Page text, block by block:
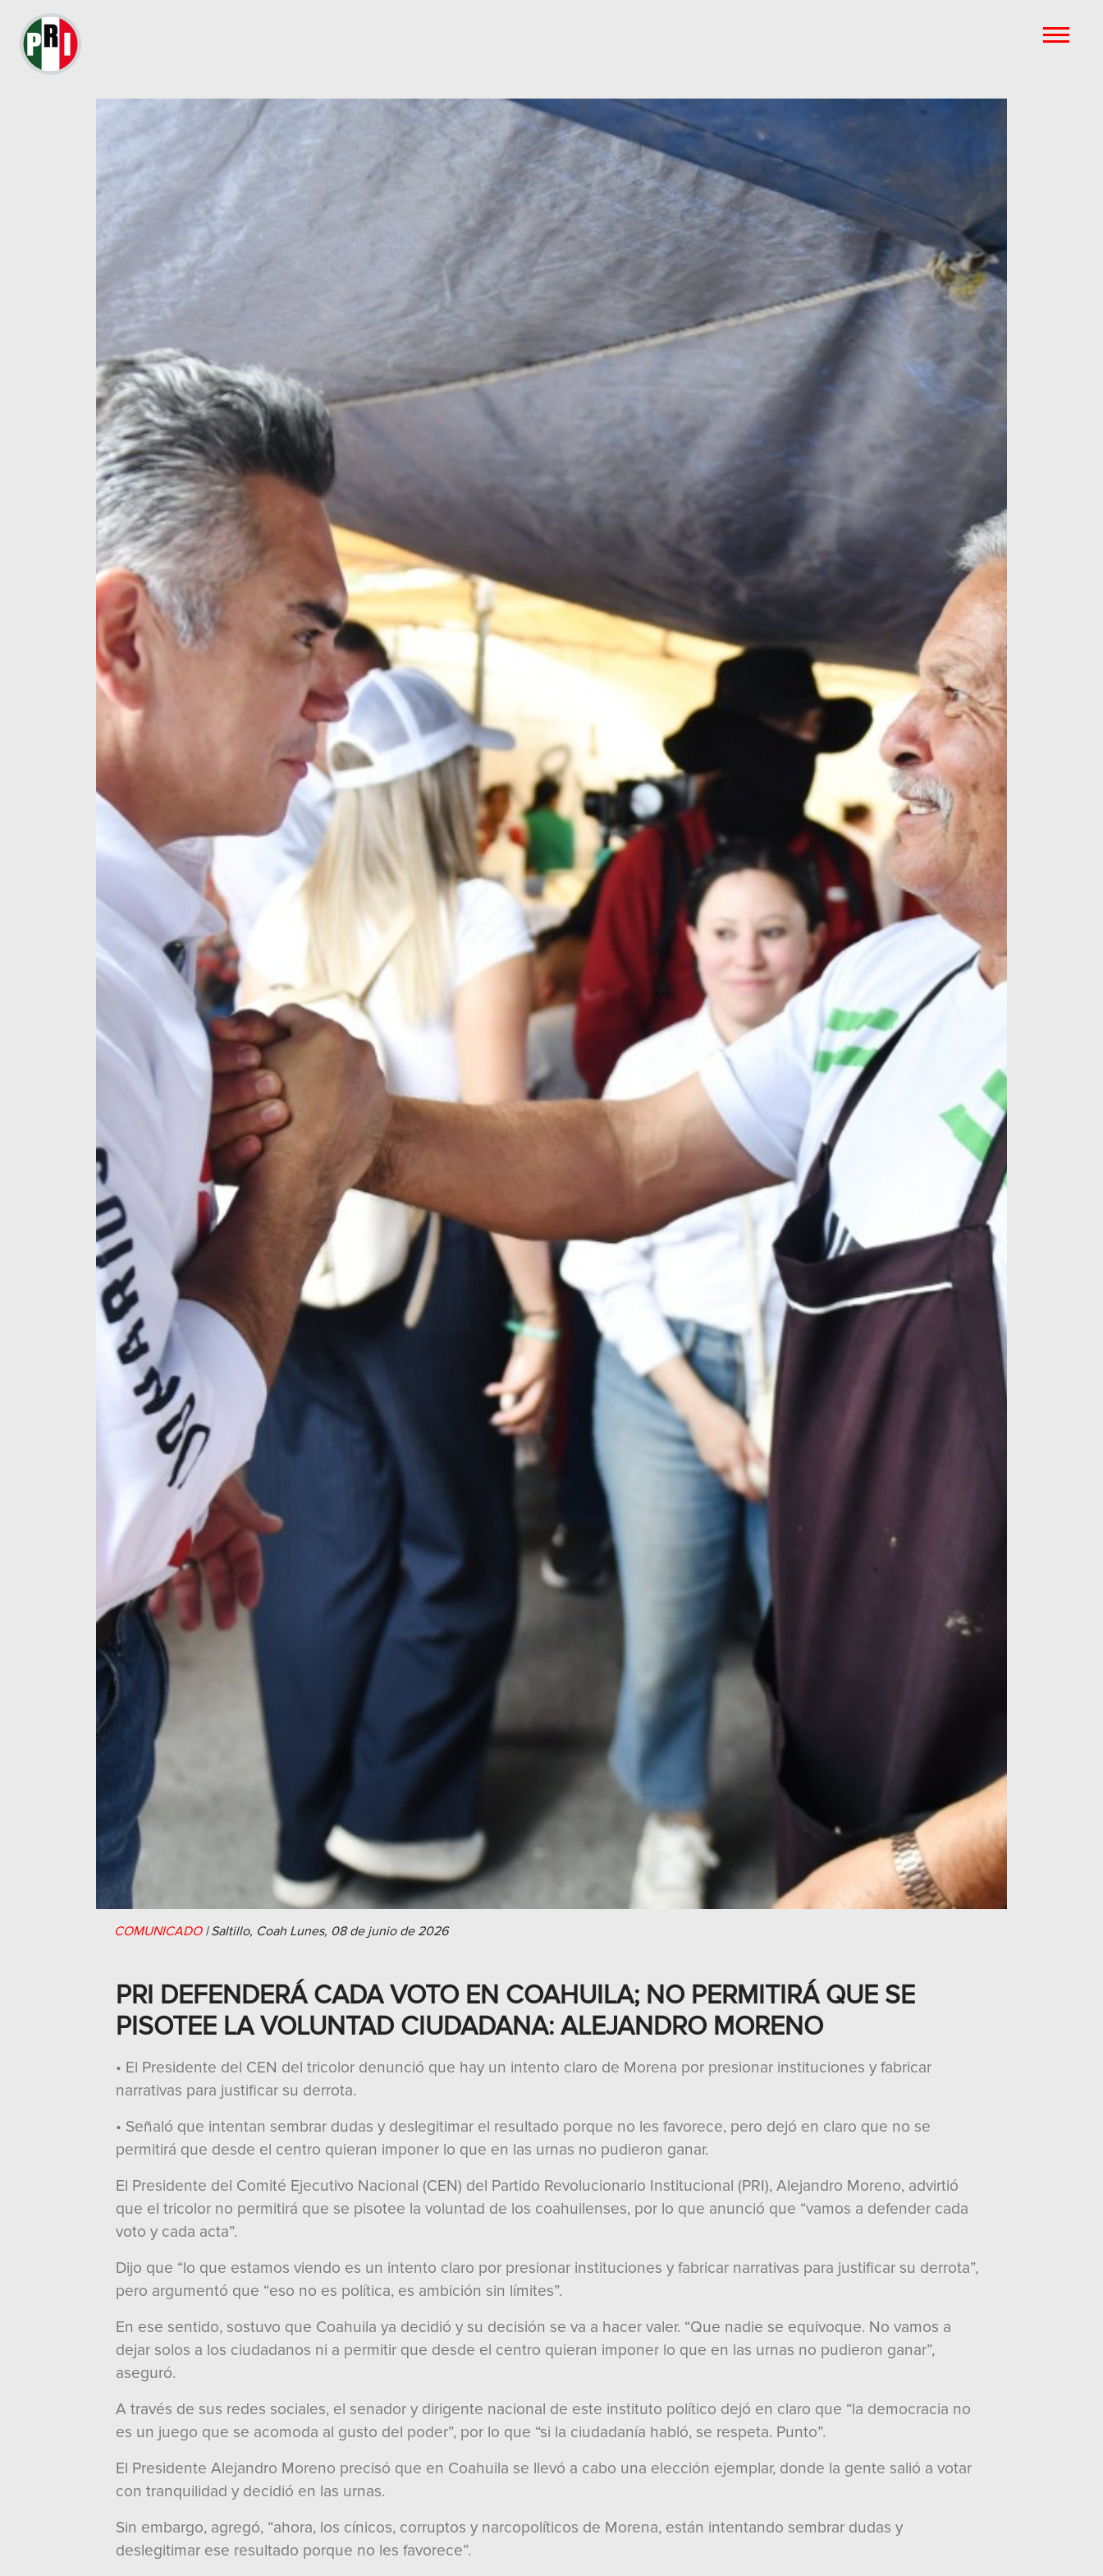
COMUNICADO|Saltillo, Coah Lunes, 08 de junio de 2026
PRI DEFENDERÁ CADA VOTO EN COAHUILA; NO PERMITIRÁ QUE SE
PISOTEE LA VOLUNTAD CIUDADANA: ALEJANDRO MORENO
• El Presidente del CEN del tricolor denunció que hay un intento claro de Morena por presionar instituciones y fabricar
narrativas para justificar su derrota.
• Señaló que intentan sembrar dudas y deslegitimar el resultado porque no les favorece, pero dejó en claro que no se
permitirá que desde el centro quieran imponer lo que en las urnas no pudieron ganar.
El Presidente del Comité Ejecutivo Nacional (CEN) del Partido Revolucionario Institucional (PRI), Alejandro Moreno, advirtió
que el tricolor no permitirá que se pisotee la voluntad de los coahuilenses, por lo que anunció que “vamos a defender cada
voto y cada acta”.
Dijo que “lo que estamos viendo es un intento claro por presionar instituciones y fabricar narrativas para justificar su derrota”,
pero argumentó que “eso no es política, es ambición sin límites”.
En ese sentido, sostuvo que Coahuila ya decidió y su decisión se va a hacer valer. “Que nadie se equivoque. No vamos a
dejar solos a los ciudadanos ni a permitir que desde el centro quieran imponer lo que en las urnas no pudieron ganar”,
aseguró.
A través de sus redes sociales, el senador y dirigente nacional de este instituto político dejó en claro que “la democracia no
es un juego que se acomoda al gusto del poder”, por lo que “si la ciudadanía habló, se respeta. Punto”.
El Presidente Alejandro Moreno precisó que en Coahuila se llevó a cabo una elección ejemplar, donde la gente salió a votar
con tranquilidad y decidió en las urnas.
Sin embargo, agregó, “ahora, los cínicos, corruptos y narcopolíticos de Morena, están intentando sembrar dudas y
deslegitimar ese resultado porque no les favorece”.